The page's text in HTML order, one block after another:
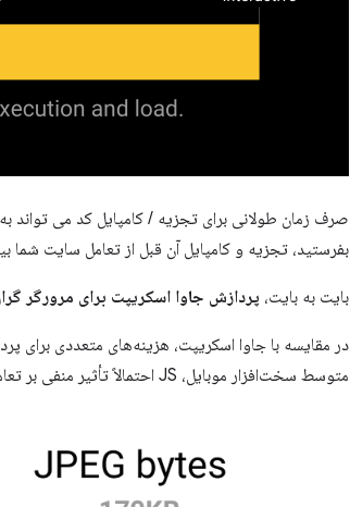
صرف زمان طولانی برای تجزیه / کامپایل کد می تواند
بفرستید، تجزیه و کامپایل آن قبل از تعامل سایت
بایت به بایت، پردازش جاوا اسکریپت برای مرورگر
در مقایسه با جاوا اسکریپت، هزینه‌های متعددی برای
متوسط ​​سخت‌افزار موبایل، JS احتمالاً تأثیر منفی بر تعامل صفحه دارد.